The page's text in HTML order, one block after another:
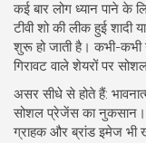
कई बार लोग ध्यान पाने के
टीवी शो की लीक हुई
शुरू हो जाती है। कभी-
गिरावट वाले शेयरों पर
असर सीधे से होते हैं:
सोशल प्रेजेंस का नुकसान।
ग्राहक और ब्रांड इमेज भी